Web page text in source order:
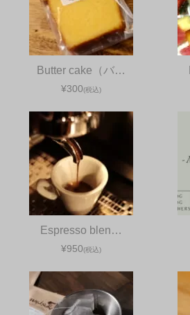
Butter cake（バ…
¥300(税込)
Espresso blen…
¥950(税込)